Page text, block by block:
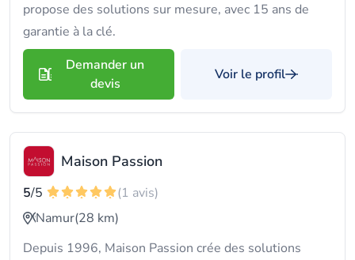
propose des solutions sur mesure, avec 15 ans de
garantie à la clé.
Demander un
devis
Voir le profil
Maison Passion
5/5
(1 avis)
Namur(28 km)
Depuis 1996, Maison Passion crée des solutions